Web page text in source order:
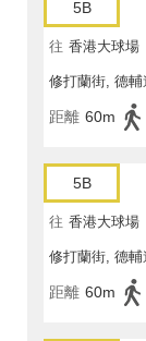
5B
往 香港大球場
修打蘭街, 德輔
距離 60m
5B
往 香港大球場
修打蘭街, 德輔
距離 60m